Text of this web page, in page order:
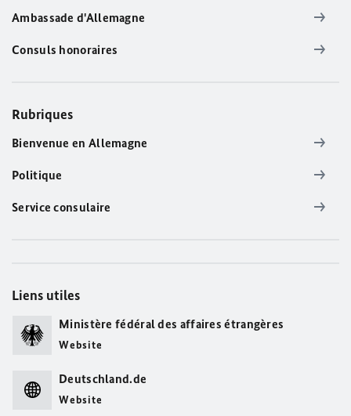
Ambassade d'Allemagne
Consuls honoraires
Rubriques
Bienvenue en Allemagne
Politique
Service consulaire
Liens utiles
Ministère fédéral des affaires étrangères
Website
Deutschland.de
Website